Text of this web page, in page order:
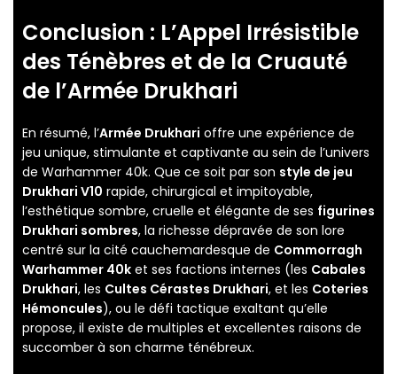
Conclusion : L’Appel Irrésistible
des Ténèbres et de la Cruauté
de l’Armée Drukhari
En résumé, l’Armée Drukhari offre une expérience de
jeu unique, stimulante et captivante au sein de l’univers
de Warhammer 40k. Que ce soit par son style de jeu
Drukhari V10 rapide, chirurgical et impitoyable,
l’esthétique sombre, cruelle et élégante de ses figurines
Drukhari sombres, la richesse dépravée de son lore
centré sur la cité cauchemardesque de Commorragh
Warhammer 40k et ses factions internes (les Cabales
Drukhari, les Cultes Cérastes Drukhari, et les Coteries
Hémoncules), ou le défi tactique exaltant qu’elle
propose, il existe de multiples et excellentes raisons de
succomber à son charme ténébreux.